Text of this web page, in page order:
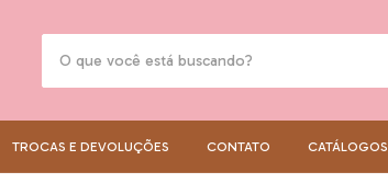
TROCAS E DEVOLUÇÕES CONTATO CATÁLOGOS